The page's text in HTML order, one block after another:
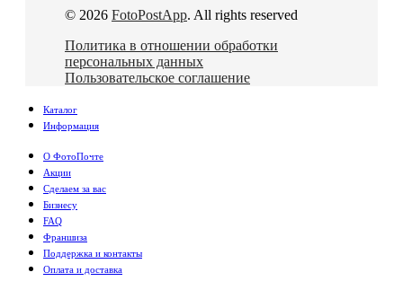
© 2026 FotoPostApp. All rights reserved
Политика в отношении обработки
персональных данных
Пользовательское соглашение
Каталог
Информация
О ФотоПочте
Акции
Сделаем за вас
Бизнесу
FAQ
Франшиза
Поддержка и контакты
Оплата и доставка